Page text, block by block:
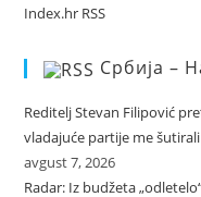
Index.hr RSS
Србија –
Reditelj Stevan Filipović
vladajuće partije me
avgust 7, 2026
Radar: Iz budžeta